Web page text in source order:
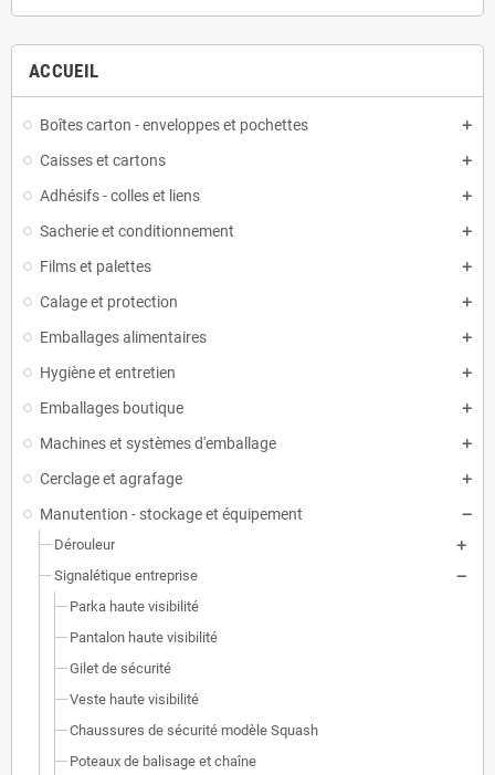
ACCUEIL
Boîtes carton - enveloppes et pochettes
Caisses et cartons
Adhésifs - colles et liens
Sacherie et conditionnement
Films et palettes
Calage et protection
Emballages alimentaires
Hygiène et entretien
Emballages boutique
Machines et systèmes d'emballage
Cerclage et agrafage
Manutention - stockage et équipement
Dérouleur
Signalétique entreprise
Parka haute visibilité
Pantalon haute visibilité
Gilet de sécurité
Veste haute visibilité
Chaussures de sécurité modèle Squash
Poteaux de balisage et chaîne